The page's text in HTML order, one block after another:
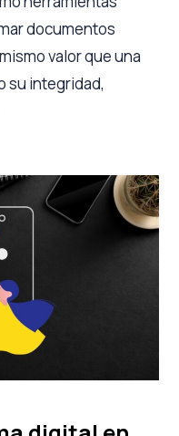
documentos
valor que una
su integridad,